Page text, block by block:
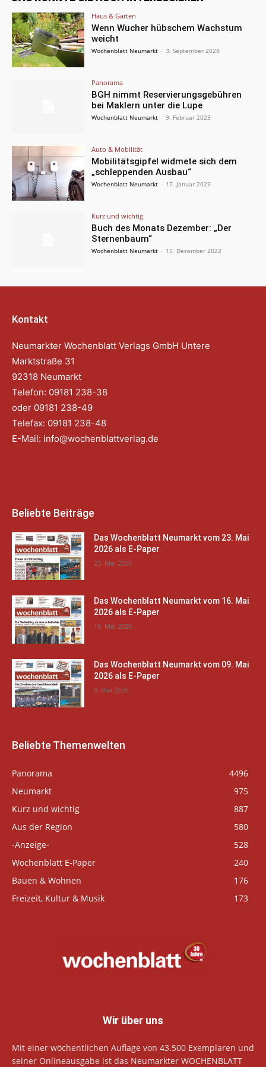
Haus & Garten
Wenn Wucher hübschem Wachstum
weicht
Wochenblatt Neumarkt - 3. September 2024
Panorama
BGH nimmt Reservierungsgebühren
bei Maklern unter die Lupe
Wochenblatt Neumarkt - 9. Februar 2023
Auto & Mobilität
Mobilitätsgipfel widmete sich dem
„schleppenden Ausbau“
Wochenblatt Neumarkt - 17. Januar 2023
Kurz und wichtig
Buch des Monats Dezember: „Der
Sternenbaum“
Wochenblatt Neumarkt - 15. Dezember 2022
Kontakt
Neumarkter Wochenblatt Verlags GmbH Untere
Marktstraße 31
92318 Neumarkt
Telefon: 09181 238-38
oder 09181 238-49
Telefax: 09181 238-48
E-Mail: info@wochenblattverlag.de
Beliebte Beiträge
Das Wochenblatt Neumarkt vom 23. Mai
2026 als E-Paper
23. Mai 2026
Das Wochenblatt Neumarkt vom 16. Mai
2026 als E-Paper
16. Mai 2026
Das Wochenblatt Neumarkt vom 09. Mai
2026 als E-Paper
9. Mai 2026
Beliebte Themenwelten
Panorama
4496
Neumarkt
975
Kurz und wichtig
887
Aus der Region
580
-Anzeige-
528
Wochenblatt E-Paper
240
Bauen & Wohnen
176
Freizeit, Kultur & Musik
173
Wir über uns
Mit einer wöchentlichen Auflage von 43.500 Exemplaren und
seiner Onlineausgabe ist das Neumarkter WOCHENBLATT